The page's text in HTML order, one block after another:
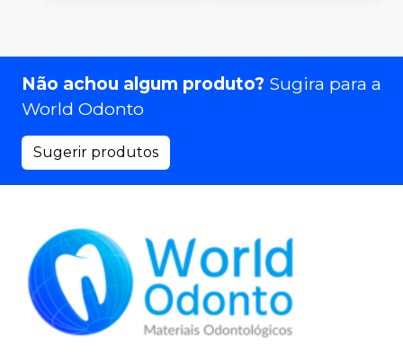
Não achou algum produto? Sugira para a
World Odonto
Sugerir produtos